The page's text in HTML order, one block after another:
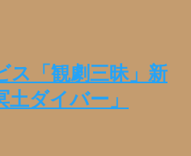
ス「観劇三昧」新
ダイバー」